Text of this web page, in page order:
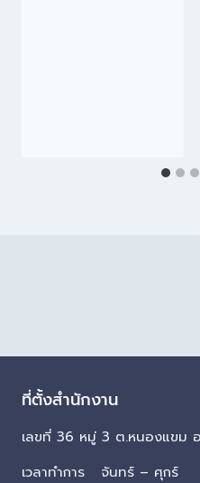
ที่ตั้งสำนักงาน
เลขที่ 36 หมู่ 3 ต.หนองแขม
เวลาทำการ จันทร์ – ศุกร์